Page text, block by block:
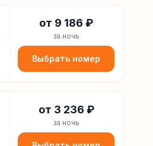
от 9 186 ₽
за ночь
Выбрать номер
от 3 236 ₽
за ночь